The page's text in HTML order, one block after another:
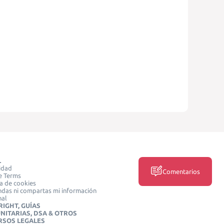
Terms
de cookies
ni compartas mi información
GUÍAS
DSA & OTROS
LEGALES
Comentarios